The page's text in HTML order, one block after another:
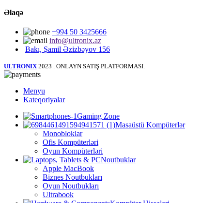
Əlaqə
+994 50 3425666
info@ultronix.az
Bakı, Şamil Əzizbəyov 156
ULTRONIX 2023 . ONLAYN SATIŞ PLATFORMASI.
Menyu
Kateqoriyalar
Gaming Zone
Masaüstü Kompüterlər
Monobloklar
Ofis Kompüterləri
Oyun Kompüterləri
Noutbuklar
Apple MacBook
Biznes Noutbukları
Oyun Noutbukları
Ultrabook